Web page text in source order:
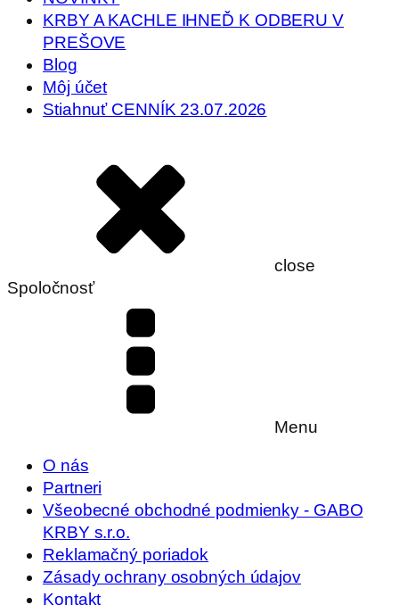
KRBY A KACHLE IHNEĎ K ODBERU V
PREŠOVE
Blog
Môj účet
Stiahnuť CENNÍK 23.07.2026
close
Spoločnosť
Menu
O nás
Partneri
Všeobecné obchodné podmienky - GABO
KRBY s.r.o.
Reklamačný poriadok
Zásady ochrany osobných údajov
Kontakt